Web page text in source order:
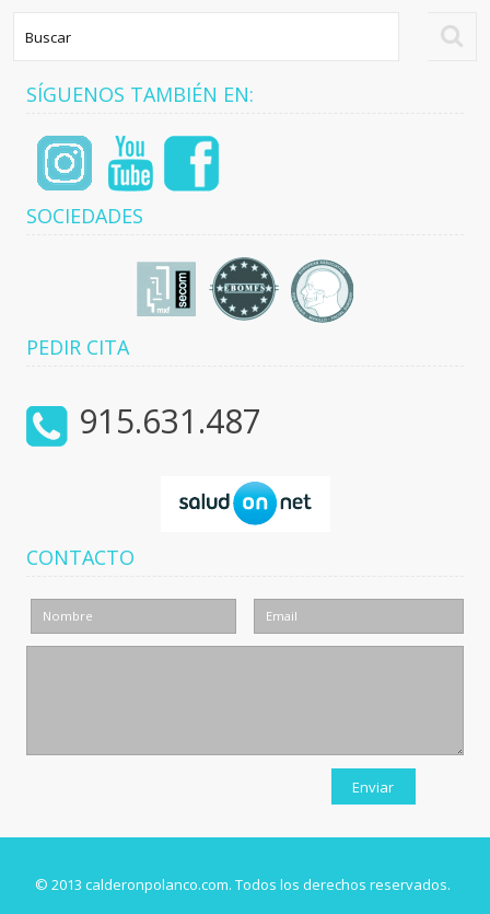
SÍGUENOS TAMBIÉN EN:
SOCIEDADES
PEDIR CITA
915.631.487
CONTACTO
© 2013 calderonpolanco.com. Todos los derechos reservados.